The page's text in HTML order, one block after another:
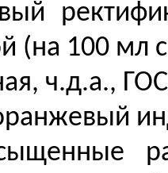
(на 100 мл
ч.д.а.,